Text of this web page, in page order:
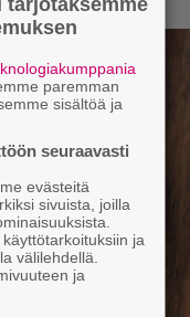
paremman
sisältöä ja
seuraavasti
evästeitä
sivuista, joilla
ja
välilehdellä.
ja